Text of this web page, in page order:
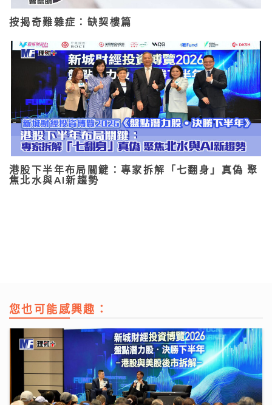
按揭奇難雜症：缺契樓篇
港股下半年布局關鍵：專家拆解「七翻身」真偽 聚
焦北水與AI新趨勢
您也可能感興趣：